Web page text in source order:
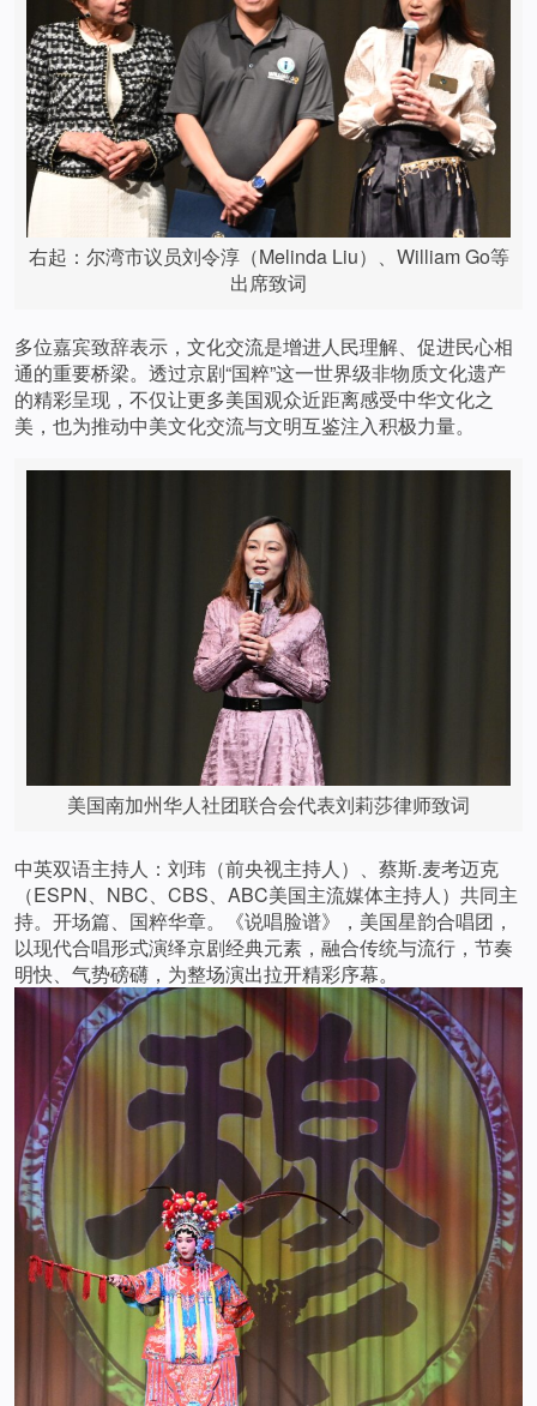
右起：尔湾市议员刘令淳（Melinda Liu）、William Go等
出席致词
多位嘉宾致辞表示，文化交流是增进人民理解、促进民心相
通的重要桥梁。透过京剧“国粹”这一世界级非物质文化遗产
的精彩呈现，不仅让更多美国观众近距离感受中华文化之
美，也为推动中美文化交流与文明互鉴注入积极力量。
美国南加州华人社团联合会代表刘莉莎律师致词
中英双语主持人：刘玮（前央视主持人）、蔡斯.麦考迈克
（ESPN、NBC、CBS、ABC美国主流媒体主持人）共同主
持。开场篇、国粹华章。《说唱脸谱》，美国星韵合唱团，
以现代合唱形式演绎京剧经典元素，融合传统与流行，节奏
明快、气势磅礴，为整场演出拉开精彩序幕。